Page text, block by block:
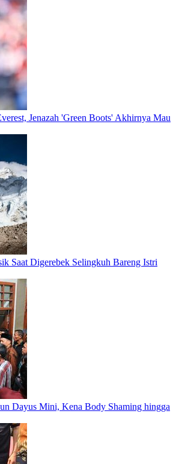
Jenazah 'Green Boots' Akhirnya Mau
Saat Digerebek Selingkuh Bareng Istri
Dayus Mini, Kena Body Shaming hingga